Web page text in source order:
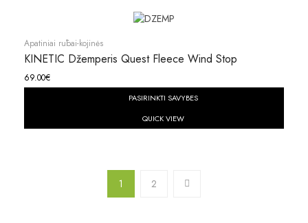
Apatiniai rūbai-kojinės
KINETIC Džemperis Quest Fleece Wind Stop
69.00€
PASIRINKTI SAVYBES
QUICK VIEW
1 2